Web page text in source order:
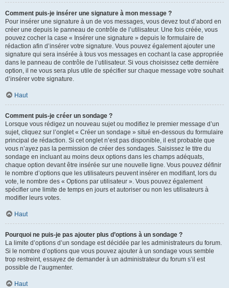
Comment puis-je insérer une signature à mon message ?
Pour insérer une signature à un de vos messages, vous devez tout d’abord en
créer une depuis le panneau de contrôle de l’utilisateur. Une fois créée, vous
pouvez cocher la case « Insérer une signature » depuis le formulaire de
rédaction afin d’insérer votre signature. Vous pouvez également ajouter une
signature qui sera insérée à tous vos messages en cochant la case appropriée
dans le panneau de contrôle de l’utilisateur. Si vous choisissez cette dernière
option, il ne vous sera plus utile de spécifier sur chaque message votre souhait
d’insérer votre signature.
Haut
Comment puis-je créer un sondage ?
Lorsque vous rédigez un nouveau sujet ou modifiez le premier message d’un
sujet, cliquez sur l’onglet « Créer un sondage » situé en-dessous du formulaire
principal de rédaction. Si cet onglet n’est pas disponible, il est probable que
vous n’ayez pas la permission de créer des sondages. Saisissez le titre du
sondage en incluant au moins deux options dans les champs adéquats,
chaque option devant être insérée sur une nouvelle ligne. Vous pouvez définir
le nombre d’options que les utilisateurs peuvent insérer en modifiant, lors du
vote, le nombre des « Options par utilisateur ». Vous pouvez également
spécifier une limite de temps en jours et autoriser ou non les utilisateurs à
modifier leurs votes.
Haut
Pourquoi ne puis-je pas ajouter plus d’options à un sondage ?
La limite d’options d’un sondage est décidée par les administrateurs du forum.
Si le nombre d’options que vous pouvez ajouter à un sondage vous semble
trop restreint, essayez de demander à un administrateur du forum s’il est
possible de l’augmenter.
Haut